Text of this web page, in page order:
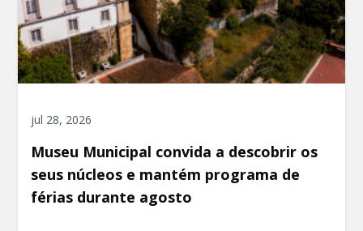
jul 28, 2026
Museu Municipal convida a descobrir os
seus núcleos e mantém programa de
férias durante agosto